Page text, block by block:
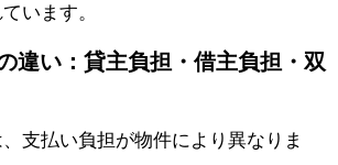
います。
違い：貸主負担・借主負担・双
支払い負担が物件により異なりま